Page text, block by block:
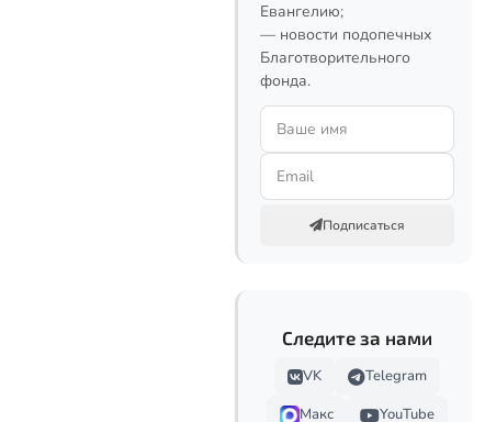
Евангелию;
— новости подопечных
Благотворительного
фонда.
Подписаться
Следите за нами
VK
Telegram
Макс
YouTube